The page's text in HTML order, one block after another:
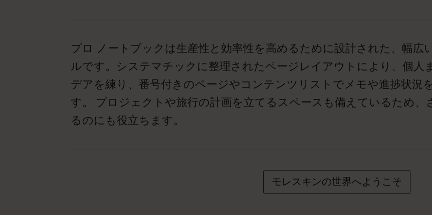
プロ ノートブックは生産性と効率性を高めるために設計された、幅広
ルです。システマチックに整理されたページレイアウトにより、個人
デアを練り、番号付きのページやコンテンツリストでメモや進捗状況
す。 プロジェクトや旅行の計画を立てるスペースも備えているため
るのにも役立ちます。
モレスキンの世界へようこそ